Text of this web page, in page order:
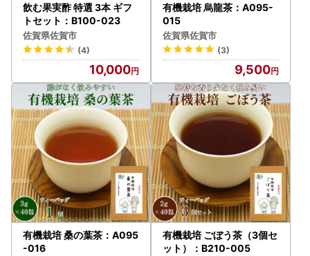
飲む果実酢 特選 3本 ギフ
トセット：B100-023
佐賀県佐賀市
(4)
10,000
有機栽培 烏龍茶：A095-
015
佐賀県佐賀市
(3)
9,500
有機栽培 桑の葉茶：A095
-016
有機栽培 ごぼう茶（3個セ
ット）：B210-005